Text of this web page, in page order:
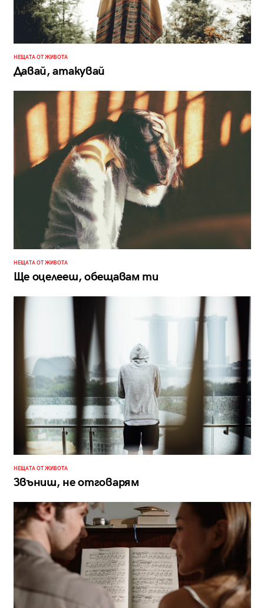
НЕЩАТА ОТ ЖИВОТА
Давай, атакувай
НЕЩАТА ОТ ЖИВОТА
Ще оцелееш, обещавам ти
НЕЩАТА ОТ ЖИВОТА
Звъниш, не отговарям